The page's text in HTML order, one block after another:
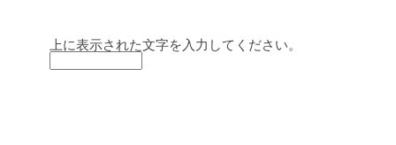
上に表示された文字を入力してください。